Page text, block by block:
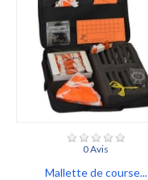
0 Avis
Mallette de course...